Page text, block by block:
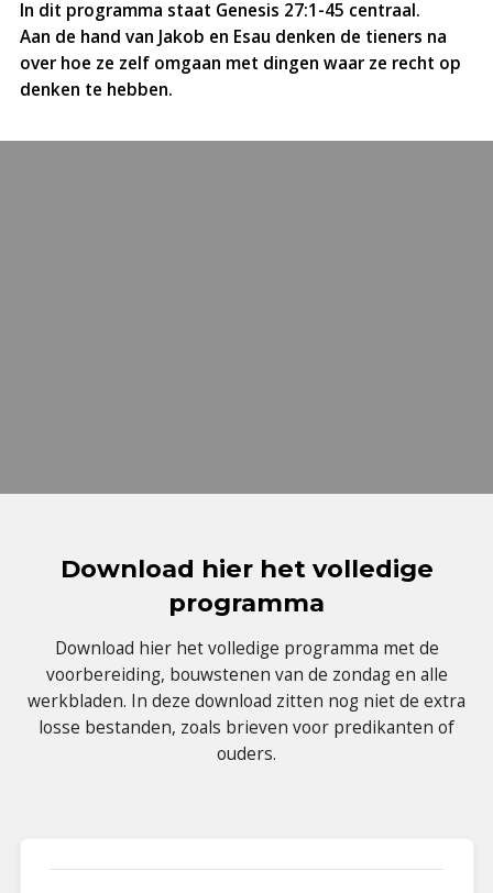
In dit programma staat Genesis 27:1-45 centraal.
Aan de hand van Jakob en Esau denken de tieners na
over hoe ze zelf omgaan met dingen waar ze recht op
denken te hebben.
Download hier het volledige
programma
Download hier het volledige programma met de
voorbereiding, bouwstenen van de zondag en alle
werkbladen. In deze download zitten nog niet de extra
losse bestanden, zoals brieven voor predikanten of
ouders.